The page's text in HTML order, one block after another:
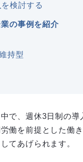
検討する
の事例を紹介
持型
で、週休3日制の導
働を前提とした働
てあげられます。